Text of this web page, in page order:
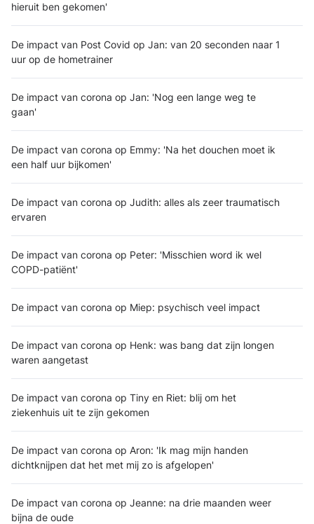
hieruit ben gekomen'
De impact van Post Covid op Jan: van 20 seconden naar 1
uur op de hometrainer
De impact van corona op Jan: 'Nog een lange weg te
gaan'
De impact van corona op Emmy: 'Na het douchen moet ik
een half uur bijkomen'
De impact van corona op Judith: alles als zeer traumatisch
ervaren
De impact van corona op Peter: 'Misschien word ik wel
COPD-patiënt'
De impact van corona op Miep: psychisch veel impact
De impact van corona op Henk: was bang dat zijn longen
waren aangetast
De impact van corona op Tiny en Riet: blij om het
ziekenhuis uit te zijn gekomen
De impact van corona op Aron: 'Ik mag mijn handen
dichtknijpen dat het met mij zo is afgelopen'
De impact van corona op Jeanne: na drie maanden weer
bijna de oude